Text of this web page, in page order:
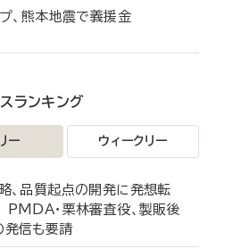
、熊本地震で義援金
ランキング
ー ウィークリー
、品質起点の開発に発想転
・栗林審査役、製販後
発信も要請